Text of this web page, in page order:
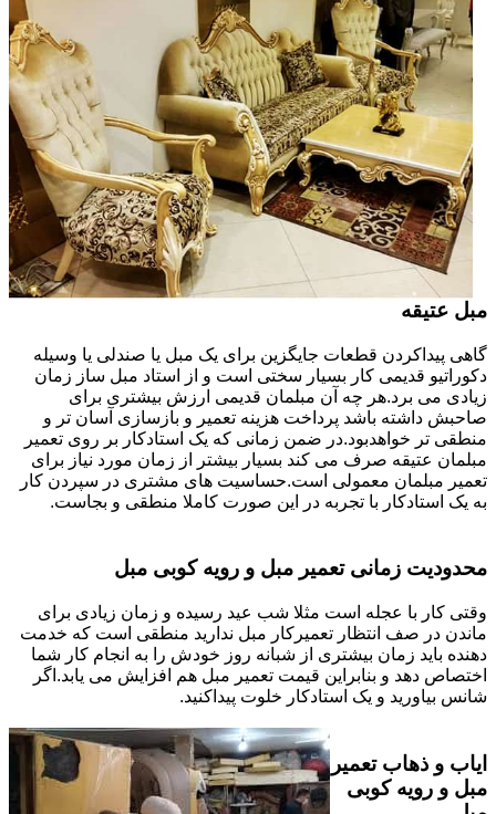
مبل عتیقه
گاهی پیداکردن قطعات جایگزین برای یک مبل یا صندلی یا وسیله
دکوراتیو قدیمی کار بسیار سختی است و از استاد مبل ساز زمان
زیادی می برد.هر چه آن مبلمان قدیمی ارزش بیشتری برای
صاحبش داشته باشد پرداخت هزینه تعمیر و بازسازی آسان تر و
منطقی تر خواهدبود.در ضمن زمانی که یک استادکار بر روی تعمیر
مبلمان عتیقه صرف می کند بسیار بیشتر از زمان مورد نیاز برای
تعمیر مبلمان معمولی است.حساسیت های مشتری در سپردن کار
به یک استادکار با تجربه در این صورت کاملا منطقی و بجاست.
محدودیت زمانی تعمیر مبل و رویه کوبی مبل
وقتی کار با عجله است مثلا شب عید رسیده و زمان زیادی برای
ماندن در صف انتظار تعمیرکار مبل ندارید منطقی است که خدمت
دهنده باید زمان بیشتری از شبانه روز خودش را به انجام کار شما
اختصاص دهد و بنابراین قیمت تعمیر مبل هم افزایش می یابد.اگر
شانس بیاورید و یک استادکار خلوت پیداکنید.
ایاب و ذهاب تعمیر
مبل و رویه کوبی